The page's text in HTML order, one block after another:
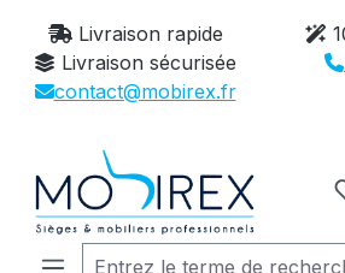
Passer au contenu principal
Livraison rapide
Livraison sécurisée
contact@mobirex.fr